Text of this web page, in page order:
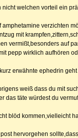
nicht welchen vorteil ein
amphetamine verzichten
mit
vermißt,besonders auf
pepp wirklich aufhören
erwähnte ephedrin
weiß dass du mit
das täte würdest du
blöd kommen,vielleicht
hervorgehen